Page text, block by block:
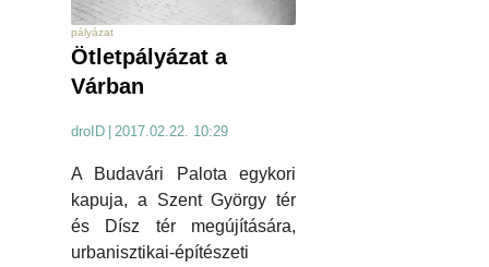
pályázat
Ötletpályázat a
Várban
droID 2017.02.22. 10:29
A Budavári Palota egykori
kapuja, a Szent György tér
és Dísz tér megújítására,
urbanisztikai-építészeti